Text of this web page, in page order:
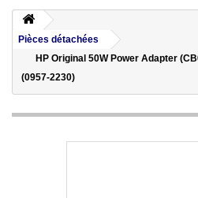
Pièces détachées
HP Original 50W Power Adapter
(0957-2230)